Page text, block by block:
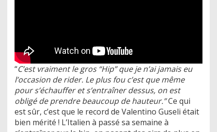
“C’est vraiment le gros “Hip” que je n’ai jamais eu
l’occasion de rider. Le plus fou c’est que même
pour s’échauffer et s’entraîner dessus, on est
obligé de prendre beaucoup de hauteur.”Ce qui
est sûr, c’est que le record de Valentino Guseli était
bien mérité ! L’Italien à passé sa semaine à